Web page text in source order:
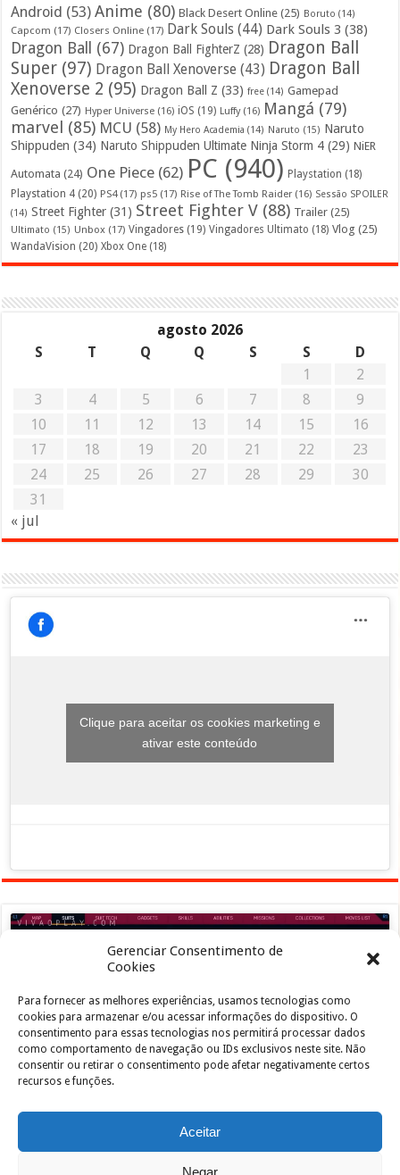
Gerenciar Consentimento de
Cookies
Para fornecer as melhores experiências, usamos tecnologias como
cookies para armazenar e/ou acessar informações do dispositivo. O
consentimento para essas tecnologias nos permitirá processar dados
como comportamento de navegação ou IDs exclusivos neste site. Não
consentir ou retirar o consentimento pode afetar negativamente certos
recursos e funções.
Aceitar
Negar
Android (53) Anime (80) Black Desert Online (25) Boruto (14)
Capcom (17) Closers Online (17) Dark Souls (44) Dark Souls 3 (38)
Dragon Ball (67) Dragon Ball FighterZ (28) Dragon Ball
Super (97) Dragon Ball Xenoverse (43) Dragon Ball
Xenoverse 2 (95) Dragon Ball Z (33) free (14) Gamepad
Genérico (27) Hyper Universe (16) iOS (19) Luffy(16) Mangá (79)
marvel (85) MCU (58) My Hero Academia (14) Naruto (15) Naruto
Shippuden (34) Naruto Shippuden Ultimate Ninja Storm 4 (29) NiER
Automata (24) One Piece (62) PC (940) Playstation (18)
Playstation 4 (20) PS4(17) ps5 (17) Rise of The Tomb Raider (16) Sessão SPOILER
(14) Street Fighter (31) Street Fighter V (88) Trailer (25)
Ultimato (15) Unbox (17) Vingadores (19) Vingadores Ultimato (18) Vlog (25)
WandaVision (20) Xbox One (18)
agosto 2026
S
T Q Q S S
D
1
2
3
4 5 6 7 8
9
10
11 12 13 14 15
16
17
18 19 20 21 22
23
24
25 26 27 28 29
30
31
« jul
Clique para aceitar os cookies marketing e
ativar este conteúdo
Clique para aceitar os cookies marketing e
ativar este conteúdo